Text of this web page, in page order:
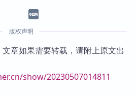
版权声明
章如果需要转载，请附上原文出
show/20230507014811